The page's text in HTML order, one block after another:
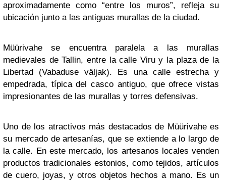
aproximadamente como “entre los muros”, refleja su
ubicación junto a las antiguas murallas de la ciudad.
Müürivahe se encuentra paralela a las murallas
medievales de Tallin, entre la calle Viru y la plaza de la
Libertad (Vabaduse väljak). Es una calle estrecha y
empedrada, típica del casco antiguo, que ofrece vistas
impresionantes de las murallas y torres defensivas.
Uno de los atractivos más destacados de Müürivahe es
su mercado de artesanías, que se extiende a lo largo de
la calle. En este mercado, los artesanos locales venden
productos tradicionales estonios, como tejidos, artículos
de cuero, joyas, y otros objetos hechos a mano. Es un